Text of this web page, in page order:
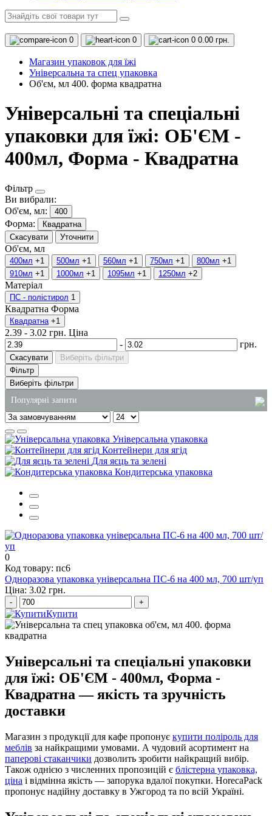
0 0 0 0.00 грн.
Магазин упаковок для їжі
Універсальна та спец упаковка
Об'єм, мл 400. форма квадратна
Універсальні та спеціальні
упаковки для їжі: ОБ'ЄМ -
400мл, Форма - Квадратна
Фільтр
Ви вибрали:
Об'єм, мл:
400
Форма:
Квадратна
Скасувати
Уточнити
Об'єм, мл
400мл +1 500мл +1 560мл +1 750мл +1 800мл +1
910мл +1 1000мл +1 1095мл +1 1250мл +2
Матеріал
ПС - полістирол 1
Квадратна Форма
Квадратна +1
2.39 - 3.02 грн. Ціна
-
грн.
Скасувати
Виберіть фільтри
Фільтр
Виберіть фільтри
Популярні запити
коробка під вок
рідке мило 5 літрів оптом
одноразові бокси
купити миючі засоби оптом
соусники пластикові купити київ
Універсальна упаковка
Контейнери для ягід
Для яєць та зелені
Кондитерська упаковка
0
Код товару: пс6
Одноразова упаковка універсальна ПС-6 на 400 мл, 700 шт/уп
Ціна: 3.02 грн.
- +
Купити
Універсальні та спеціальні упаковки
для їжі: ОБ'ЄМ - 400мл, Форма -
Квадратна — якість та зручність
доставки
Магазин з продукції для кафе пропонує купити поліроль для
меблів за найкращими умовами. А чудовий асортимент на
паперові стаканчики дозволить зробити найкращий вибір.
Також однією з численних пропозицій є блістерна упаковка,
ціна і відмінна якість — запорука вдалої покупки. HorecaPack
пропонує надійну доставку в Ужгород та по всій Україні.